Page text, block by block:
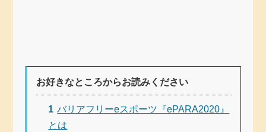
お好きなところからお読みください
1 バリアフリーeスポーツ『ePARA2020』
とは